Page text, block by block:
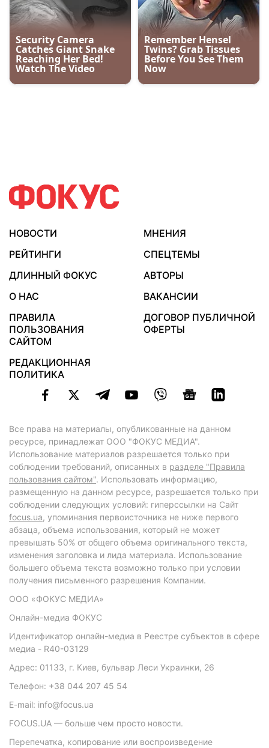
НОВОСТИ
МНЕНИЯ
РЕЙТИНГИ
СПЕЦТЕМЫ
ДЛИННЫЙ ФОКУС
АВТОРЫ
О НАС
ВАКАНСИИ
ПРАВИЛА
ПОЛЬЗОВАНИЯ
САЙТОМ
ДОГОВОР ПУБЛИЧНОЙ
ОФЕРТЫ
РЕДАКЦИОННАЯ
ПОЛИТИКА
Все права на материалы, опубликованные на данном
ресурсе, принадлежат ООО "ФОКУС МЕДИА".
Использование материалов разрешается только при
соблюдении требований, описанных в разделе "Правила
пользования сайтом". Использовать информацию,
размещенную на данном ресурсе, разрешается только при
соблюдении следующих условий: гиперссылки на Сайт
focus.ua, упоминания первоисточника не ниже первого
абзаца, объема использования, который не может
превышать 50% от общего объема оригинального текста,
изменения заголовка и лида материала. Использование
большего объема текста возможно только при условии
получения письменного разрешения Компании.
ООО «ФОКУС МЕДИА»
Онлайн-медиа ФОКУС
Идентификатор онлайн-медиа в Реестре субъектов в сфере
медиа - R40-03129
Адрес: 01133, г. Киев, бульвар Леси Украинки, 26
Телефон: +38 044 207 45 54
E-mail: info@focus.ua
FOCUS.UA — больше чем просто новости.
Перепечатка, копирование или воспроизведение